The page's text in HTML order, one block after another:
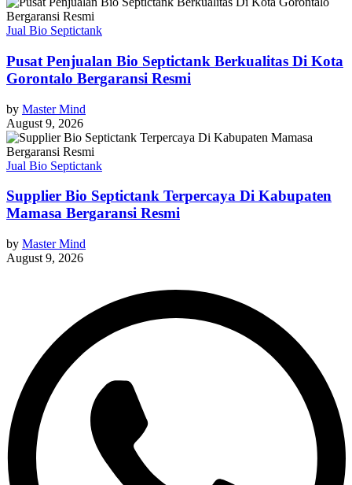
Jual Bio Septictank
Pusat Penjualan Bio Septictank Berkualitas Di Kota
Gorontalo Bergaransi Resmi
by Master Mind
August 9, 2026
Jual Bio Septictank
Supplier Bio Septictank Terpercaya Di Kabupaten
Mamasa Bergaransi Resmi
by Master Mind
August 9, 2026